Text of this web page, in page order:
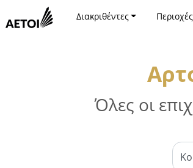
Διακριθέντες Περιοχές
Όλες οι